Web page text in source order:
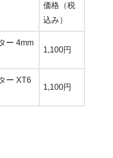
価格（税
込み）
ー 4mm
1,100円
ー XT6
1,100円